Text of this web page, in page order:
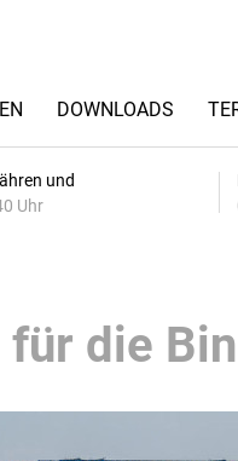
DOWNLOADS
und
Uhr
für die